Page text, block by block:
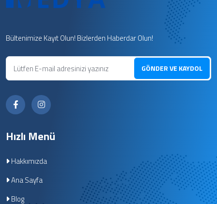
Bültenimize Kayıt Olun! Bizlerden Haberdar Olun!
GÖNDER VE KAYDOL
Hızlı Menü
Hakkımızda
Ana Sayfa
Blog